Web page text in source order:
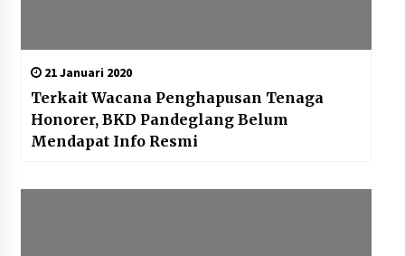
21 Januari 2020
Terkait Wacana Penghapusan Tenaga
Honorer, BKD Pandeglang Belum
Mendapat Info Resmi